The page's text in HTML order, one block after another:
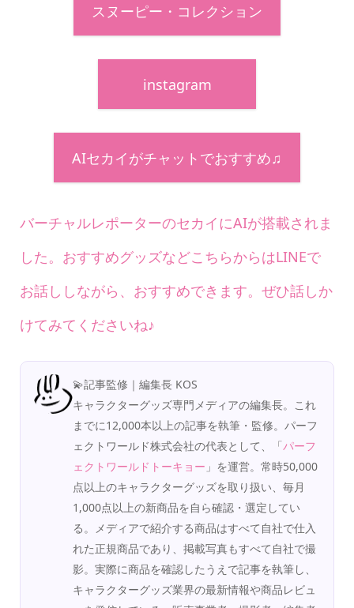
スヌーピー・コレクション
instagram
AIセカイがチャットでおすすめ♫
バーチャルレポーターのセカイにAIが搭載されま
した。おすすめグッズなどこちらからはLINEで
お話ししながら、おすすめできます。ぜひ話しか
けてみてくださいね♪
💫記事監修｜編集長 KOS
キャラクターグッズ専門メディアの編集長。これ
までに12,000本以上の記事を執筆・監修。パーフ
ェクトワールド株式会社の代表として、「パーフ
ェクトワールドトーキョー 」を運営。常時50,000
点以上のキャラクターグッズを取り扱い、毎月
1,000点以上の新商品を自ら確認・選定してい
る。メディアで紹介する商品はすべて自社で仕入
れた正規商品であり、掲載写真もすべて自社で撮
影。実際に商品を確認したうえで記事を執筆し、
キャラクターグッズ業界の最新情報や商品レビュ